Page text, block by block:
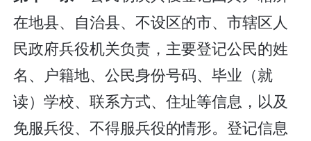
在地县、自治县、不设区的市、市辖区人
民政府兵役机关负责，主要登记公民的姓
名、户籍地、公民身份号码、毕业（就
读）学校、联系方式、住址等信息，以及
免服兵役、不得服兵役的情形。登记信息